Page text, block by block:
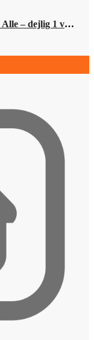
København, Vallensbæk, Gammelgårds Alle – dejlig 1 værelses